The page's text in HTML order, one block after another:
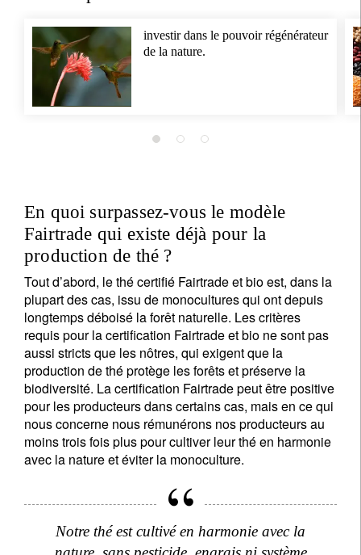
investir dans le pouvoir régénérateur
de la nature.
En quoi surpassez-vous le modèle
Fairtrade qui existe déjà pour la
production de thé ?
Tout d’abord, le thé certifié Fairtrade et bio est, dans la
plupart des cas, issu de monocultures qui ont depuis
longtemps déboisé la forêt naturelle. Les critères
requis pour la certification Fairtrade et bio ne sont pas
aussi stricts que les nôtres, qui exigent que la
production de thé protège les forêts et préserve la
biodiversité. La certification Fairtrade peut être positive
pour les producteurs dans certains cas, mais en ce qui
nous concerne nous rémunérons nos producteurs au
moins trois fois plus pour cultiver leur thé en harmonie
avec la nature et éviter la monoculture.
Notre thé est cultivé en harmonie avec la